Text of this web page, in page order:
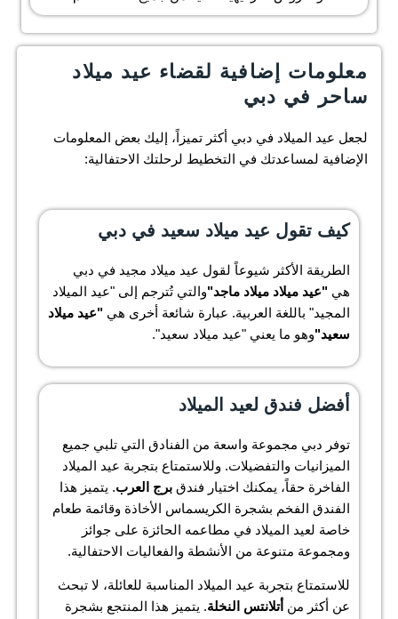
معلومات إضافية لقضاء عيد ميلاد
ساحر في دبي
لجعل عيد الميلاد في دبي أكثر تميزاً، إليك بعض المعلومات
الإضافية لمساعدتك في التخطيط لرحلتك الاحتفالية:
كيف تقول عيد ميلاد سعيد في دبي
الطريقة الأكثر شيوعاً لقول عيد ميلاد مجيد في دبي
هي "عيد ميلاد ميلاد ماجد"والتي تُترجم إلى "عيد الميلاد
المجيد" باللغة العربية. عبارة شائعة أخرى هي "عيد ميلاد
سعيد"وهو ما يعني "عيد ميلاد سعيد".
أفضل فندق لعيد الميلاد
توفر دبي مجموعة واسعة من الفنادق التي تلبي جميع
الميزانيات والتفضيلات. وللاستمتاع بتجربة عيد الميلاد
الفاخرة حقاً، يمكنك اختيار فندق برج العرب. يتميز هذا
الفندق الفخم بشجرة الكريسماس الأخاذة وقائمة طعام
خاصة لعيد الميلاد في مطاعمه الحائزة على جوائز
ومجموعة متنوعة من الأنشطة والفعاليات الاحتفالية.
للاستمتاع بتجربة عيد الميلاد المناسبة للعائلة، لا تبحث
عن أكثر من أتلانتس النخلة. يتميز هذا المنتجع بشجرة